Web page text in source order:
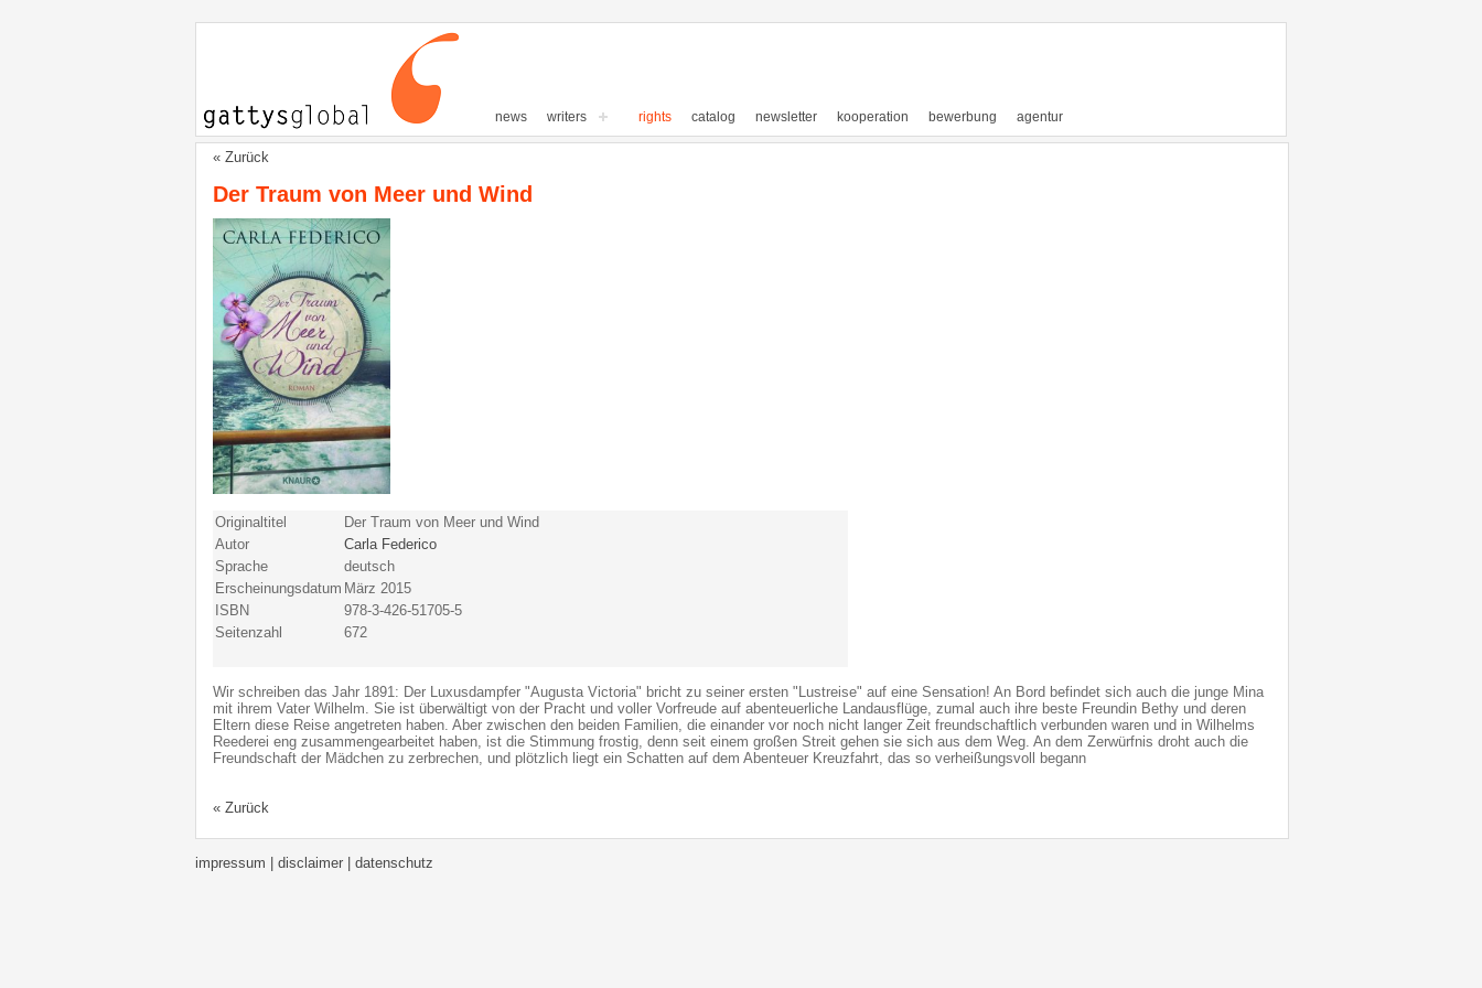
news writers rights catalog newsletter kooperation bewerbung agentur
« Zurück
Der Traum von Meer und Wind
Originaltitel
Der Traum von Meer und Wind
Autor
Carla Federico
Sprache
deutsch
Erscheinungsdatum März 2015
ISBN
978-3-426-51705-5
Seitenzahl
672
Wir schreiben das Jahr 1891: Der Luxusdampfer "Augusta Victoria" bricht zu seiner ersten "Lustreise" auf eine Sensation! An Bord befindet sich auch die junge Mina
mit ihrem Vater Wilhelm. Sie ist überwältigt von der Pracht und voller Vorfreude auf abenteuerliche Landausflüge, zumal auch ihre beste Freundin Bethy und deren
Eltern diese Reise angetreten haben. Aber zwischen den beiden Familien, die einander vor noch nicht langer Zeit freundschaftlich verbunden waren und in Wilhelms
Reederei eng zusammengearbeitet haben, ist die Stimmung frostig, denn seit einem großen Streit gehen sie sich aus dem Weg. An dem Zerwürfnis droht auch die
Freundschaft der Mädchen zu zerbrechen, und plötzlich liegt ein Schatten auf dem Abenteuer Kreuzfahrt, das so verheißungsvoll begann
« Zurück
impressum | disclaimer | datenschutz